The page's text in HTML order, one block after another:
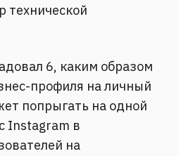
технической
6, каким образом
профиля на личный
попрыгать на одной
Instagram в
на